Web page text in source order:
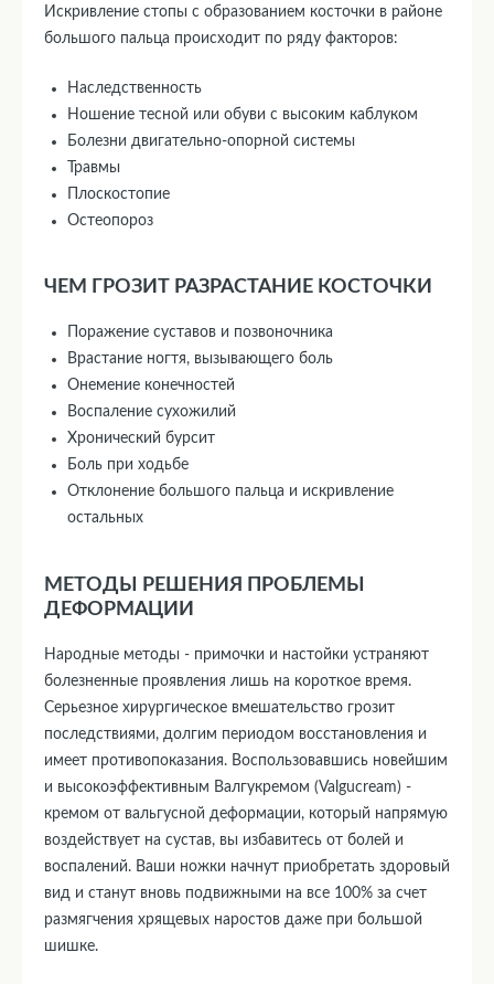
Искривление стопы с образованием косточки в районе
большого пальца происходит по ряду факторов:
Наследственность
Ношение тесной или обуви с высоким каблуком
Болезни двигательно-опорной системы
Травмы
Плоскостопие
Остеопороз
ЧЕМ ГРОЗИТ РАЗРАСТАНИЕ КОСТОЧКИ
Поражение суставов и позвоночника
Врастание ногтя, вызывающего боль
Онемение конечностей
Воспаление сухожилий
Хронический бурсит
Боль при ходьбе
Отклонение большого пальца и искривление
остальных
МЕТОДЫ РЕШЕНИЯ ПРОБЛЕМЫ
ДЕФОРМАЦИИ
Народные методы - примочки и настойки устраняют
болезненные проявления лишь на короткое время.
Серьезное хирургическое вмешательство грозит
последствиями, долгим периодом восстановления и
имеет противопоказания. Воспользовавшись новейшим
и высокоэффективным Валгукремом (Valgucream) -
кремом от вальгусной деформации, который напрямую
воздействует на сустав, вы избавитесь от болей и
воспалений. Ваши ножки начнут приобретать здоровый
вид и станут вновь подвижными на все 100% за счет
размягчения хрящевых наростов даже при большой
шишке.